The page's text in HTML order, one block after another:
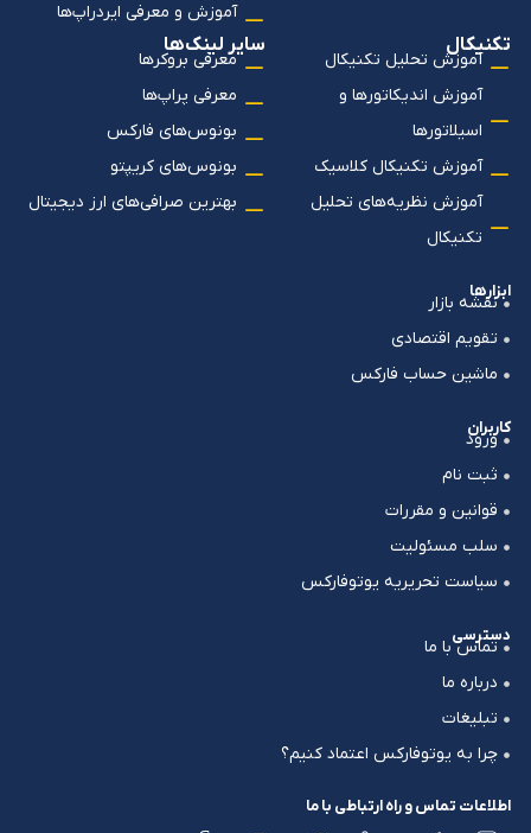
آموزش و معرفی ایردراپ‌ها
تکنیکال
آموزش تحلیل تکنیکال
آموزش اندیکاتورها و
اسیلاتورها
آموزش تکنیکال کلاسیک
آموزش نظریه‌های تحلیل
تکنیکال
سایر لینک‌ها
معرفی بروکرها
معرفی پراپ‌ها
بونوس‌های فارکس
بونوس‌های کریپتو
بهترین صرافی‌های ارز دیجیتال
ابزارها
نقشه بازار
تقویم اقتصادی
ماشین حساب فارکس
کاربران
ورود
ثبت نام
قوانین و مقررات
سلب مسئولیت
سیاست تحریریه یوتوفارکس
دسترسی
تماس با ما
درباره ما
تبلیغات
چرا به یوتوفارکس اعتماد کنیم؟
اطلاعات تماس و راه ارتباطی با ما